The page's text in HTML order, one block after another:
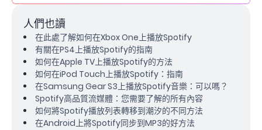
人們也讀
在此處了解如何在Xbox One上播放Spotify
有關在PS4上播放Spotify的指南
如何在Apple TV上播放Spotify的方法
如何在iPod Touch上播放Spotify：指南
在Samsung Gear S3上播放Spotify音樂：可以嗎？
Spotify高品質流媒體：您需要了解的所有內容
如何將Spotify播放列表轉移到潮汐的不同方法
在Android上將Spotify同步到MP3的好方法